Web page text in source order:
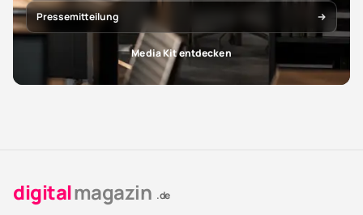
Pressemitteilung
Media Kit entdecken
digitalmagazin .de